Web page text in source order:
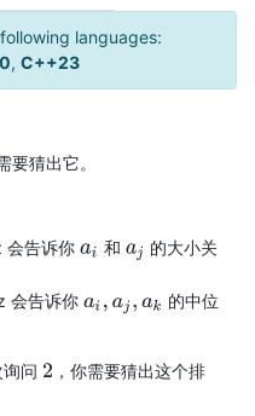
languages:
, C++23
猜出它。
会告诉你ai 和 aj 的大小关
会告诉你ai, a j,ak
的中位
询问 2 ，你需要猜出这个排